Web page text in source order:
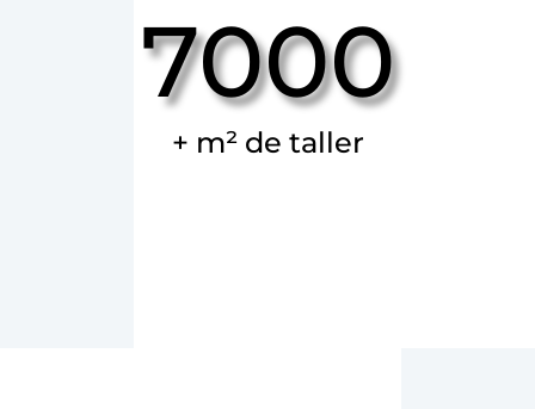
7000
+ m² de taller